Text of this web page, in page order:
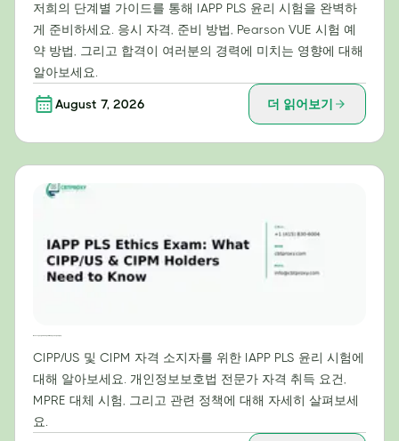
저희의 단계별 가이드를 통해 IAPP PLS 윤리 시험을 완벽하
게 준비하세요. 응시 자격, 준비 방법, Pearson VUE 시험 예
약 방법, 그리고 합격이 여러분의 경력에 미치는 영향에 대해
알아보세요.
August 7, 2026 더 읽어보기
CIPP/US 및 CIPM 자격 소지자를 위한 IAPP PLS 윤리 시험에
대해 알아보세요. 개인정보보호법 전문가 자격 취득 요건,
MPRE 대체 시험, 그리고 관련 정책에 대해 자세히 살펴보세
요.